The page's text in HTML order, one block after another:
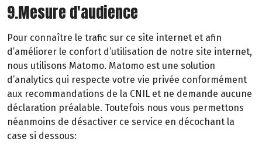
9.Mesure d'audience
Pour connaître le trafic sur ce site internet et afin
d’améliorer le confort d’utilisation de notre site internet,
nous utilisons Matomo. Matomo est une solution
d’analytics qui respecte votre vie privée conformément
aux recommandations de la CNIL et ne demande aucune
déclaration préalable. Toutefois nous vous permettons
néanmoins de désactiver ce service en décochant la
case si dessous: